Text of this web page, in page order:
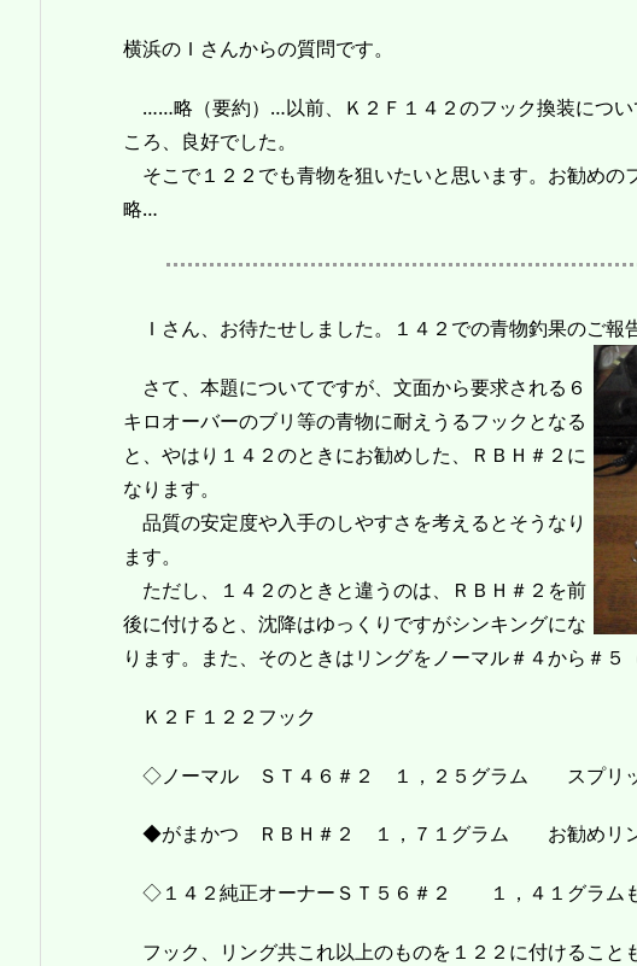
横浜のＩさんからの質問です。
……略（要約）…以前、Ｋ２Ｆ１４２のフック換装につい
ころ、良好でした。
そこで１２２でも青物を狙いたいと思います。お勧め
略…
Ｉさん、お待たせしました。１４２での青物釣果のご
さて、本題についてですが、文面から要求される６
キロオーバーのブリ等の青物に耐えうるフックとなる
と、やはり１４２のときにお勧めした、ＲＢＨ＃２に
なります。
品質の安定度や入手のしやすさを考えるとそうなり
ます。
ただし、１４２のときと違うのは、ＲＢＨ＃２を前
後に付けると、沈降はゆっくりですがシンキングにな
ります。また、そのときはリングをノーマル＃４から＃５
Ｋ２Ｆ１２２フック
◇ノーマル ＳＴ４６＃２ １，２５グラム スプリッ
◆がまかつ ＲＢＨ＃２ １，７１グラム お勧めリン
◇１４２純正オーナーＳＴ５６＃２ １，４１グラムも
フック、リング共これ以上のものを１２２に付けること